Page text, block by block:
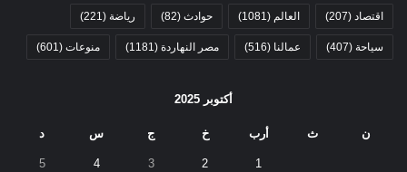
اقتصاد (207) العالم (1081) حوادث (82) رياضة (221)
سياحة (407) عمالنا (516) مصر النهاردة (1181) منوعات (601)
أكتوبر 2025
ن ث أرب خ ج س د
1
2
3
4
5